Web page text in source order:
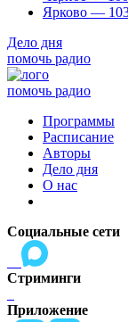
Ярково —
Дело дня
помочь радио
помочь радио
Программы
Расписание
Авторы
Дело дня
О нас
Социальные сети
Стриминги
Приложение